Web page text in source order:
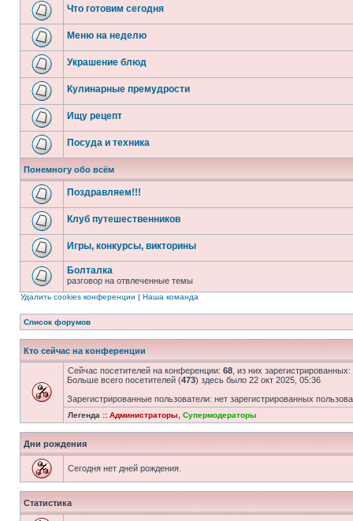
Что готовим сегодня
Меню на неделю
Украшение блюд
Кулинарные премудрости
Ищу рецепт
Посуда и техника
Понемногу обо всём
Поздравляем!!!
Клуб путешественников
Игры, конкурсы, викторины
Болталка
разговор на отвлеченные темы
Удалить cookies конференции | Наша команда
Список форумов
Кто сейчас на конференции
Сейчас посетителей на конференции: 68 , из них
Больше всего посетителей (473) здесь было 22 окт 2025, 05:36
Зарегистрированные пользователи: нет зарегистрированных
Легенда :: Администраторы Супермодераторы
Дни рождения
Сегодня нет дней рождения.
Статистика